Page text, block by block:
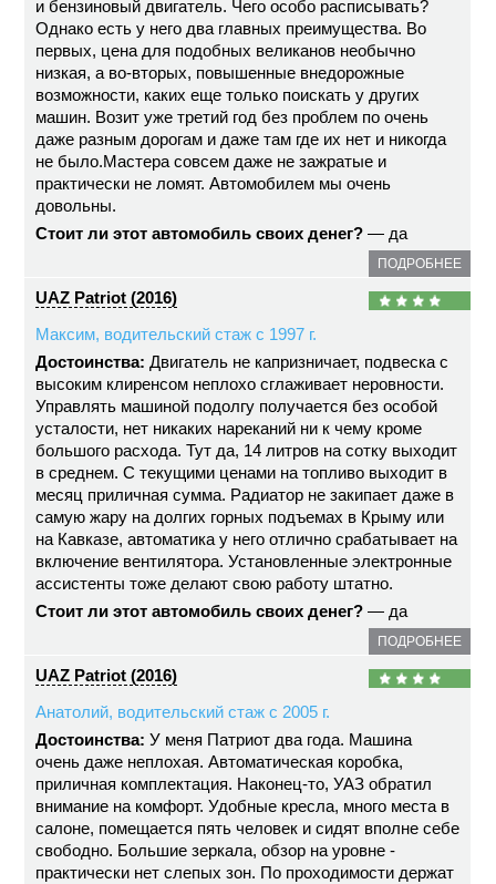
и бензиновый двигатель. Чего особо расписывать?
Однако есть у него два главных преимущества. Во
первых, цена для подобных великанов необычно
низкая, а во-вторых, повышенные внедорожные
возможности, каких еще только поискать у других
машин. Возит уже третий год без проблем по очень
даже разным дорогам и даже там где их нет и никогда
не было.Мастера совсем даже не зажратые и
практически не ломят. Автомобилем мы очень
довольны.
Стоит ли этот автомобиль своих денег? — да
ПОДРОБНЕЕ
UAZ Patriot (2016)
Максим, водительский стаж с 1997 г.
Достоинства: Двигатель не капризничает, подвеска с
высоким клиренсом неплохо сглаживает неровности.
Управлять машиной подолгу получается без особой
усталости, нет никаких нареканий ни к чему кроме
большого расхода. Тут да, 14 литров на сотку выходит
в среднем. С текущими ценами на топливо выходит в
месяц приличная сумма. Радиатор не закипает даже в
самую жару на долгих горных подъемах в Крыму или
на Кавказе, автоматика у него отлично срабатывает на
включение вентилятора. Установленные электронные
ассистенты тоже делают свою работу штатно.
Стоит ли этот автомобиль своих денег? — да
ПОДРОБНЕЕ
UAZ Patriot (2016)
Анатолий, водительский стаж с 2005 г.
Достоинства: У меня Патриот два года. Машина
очень даже неплохая. Автоматическая коробка,
приличная комплектация. Наконец-то, УАЗ обратил
внимание на комфорт. Удобные кресла, много места в
салоне, помещается пять человек и сидят вполне себе
свободно. Большие зеркала, обзор на уровне -
практически нет слепых зон. По проходимости держат